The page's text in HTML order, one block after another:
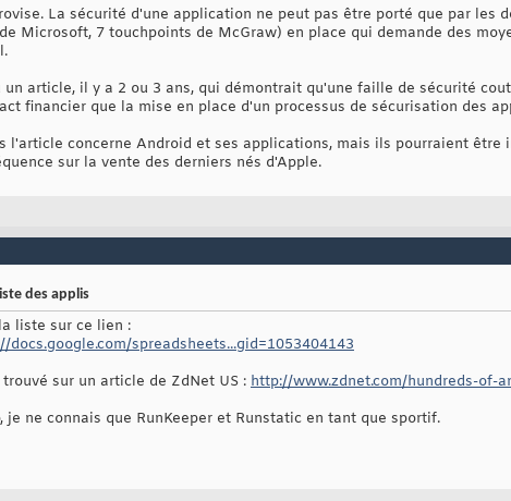
La sécurité d'une application ne peut pas être porté que par les
Microsoft, 7 touchpoints de McGraw) en place qui demande des
un article, il y a 2 ou 3 ans, qui démontrait qu'une faille de sécurité
financier que la mise en place d'un processus de sécurisation des
l'article concerne Android et ses applications, mais ils pourraient
sur la vente des derniers nés d'Apple.
des applis
liste sur ce lien :
docs.google.com/spreadsheets...gid=1053404143
sur un article de ZdNet US : http://www.zdnet.com/hundreds-of-
je ne connais que RunKeeper et Runstatic en tant que sportif.